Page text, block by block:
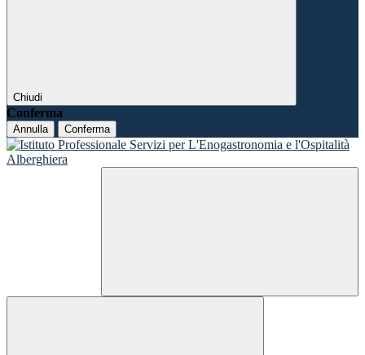
Chiudi
Conferma
Annulla Conferma